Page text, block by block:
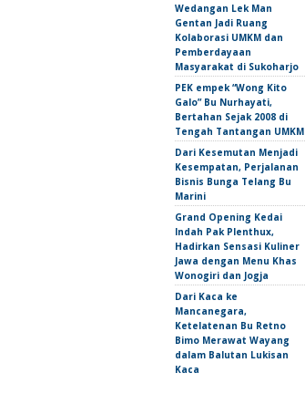
Wedangan Lek Man
Gentan Jadi Ruang
Kolaborasi UMKM dan
Pemberdayaan
Masyarakat di Sukoharjo
PEK empek “Wong Kito
Galo” Bu Nurhayati,
Bertahan Sejak 2008 di
Tengah Tantangan UMKM
Dari Kesemutan Menjadi
Kesempatan, Perjalanan
Bisnis Bunga Telang Bu
Marini
Grand Opening Kedai
Indah Pak Plenthux,
Hadirkan Sensasi Kuliner
Jawa dengan Menu Khas
Wonogiri dan Jogja
Dari Kaca ke
Mancanegara,
Ketelatenan Bu Retno
Bimo Merawat Wayang
dalam Balutan Lukisan
Kaca